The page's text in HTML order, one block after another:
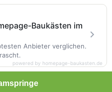
Baukästen im
Anbieter verglichen.
powered by homepage-baukasten.de